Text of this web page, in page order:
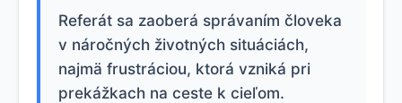
Referát sa zaoberá správaním človeka
v náročných životných situáciách,
najmä frustráciou, ktorá vzniká pri
prekážkach na ceste k cieľom.